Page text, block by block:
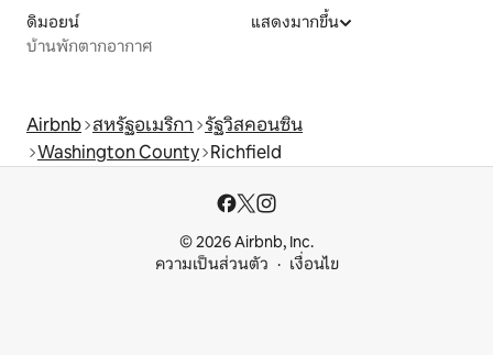
ดิมอยน์
บ้านพักตากอากาศ
แสดงมากขึ้น
Airbnb สหรัฐอเมริกา รัฐวิสคอนซิน
Washington County Richfield
© 2026 Airbnb, Inc.
ความเป็นส่วนตัว
เงื่อนไข